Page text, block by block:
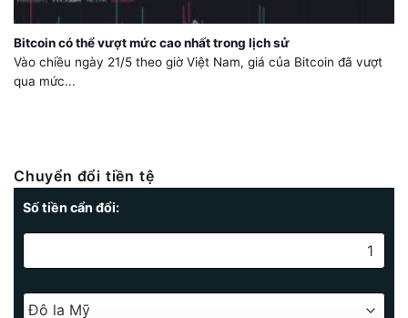
Bitcoin có thể vượt mức cao nhất trong lịch sử
Vào chiều ngày 21/5 theo giờ Việt Nam, giá của Bitcoin đã vượt
qua mức...
Chuyển đổi tiền tệ
Số tiền cẩn đổi: